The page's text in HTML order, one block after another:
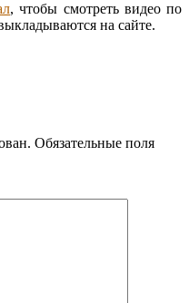
, чтобы смотреть видео по
на сайте.
Обязательные поля